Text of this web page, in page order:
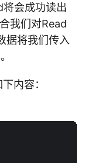
会成功读出
我们对Read
据将我们传入
内容：